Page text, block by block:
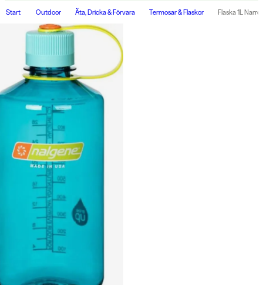
Start Outdoor Äta, Dricka & Förvara Termosar & Flaskor Flaska 1L